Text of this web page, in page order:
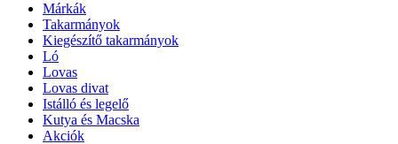
Márkák
Takarmányok
Kiegészítő takarmányok
Ló
Lovas
Lovas divat
Istálló és legelő
Kutya és Macska
Akciók